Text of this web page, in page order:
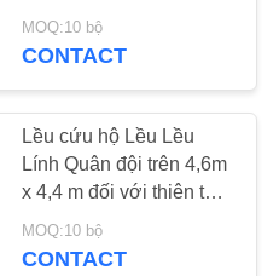
ngoài
mạnh
MOQ:10 bộ
CONTACT
Lều cứu hộ Lều Lều
Lính Quân đội trên 4,6m
x 4,4 m đối với thiên tai
khẩn cấp
MOQ:10 bộ
CONTACT